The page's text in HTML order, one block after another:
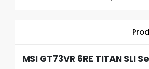
MSI GT73VR 6RE TITAN